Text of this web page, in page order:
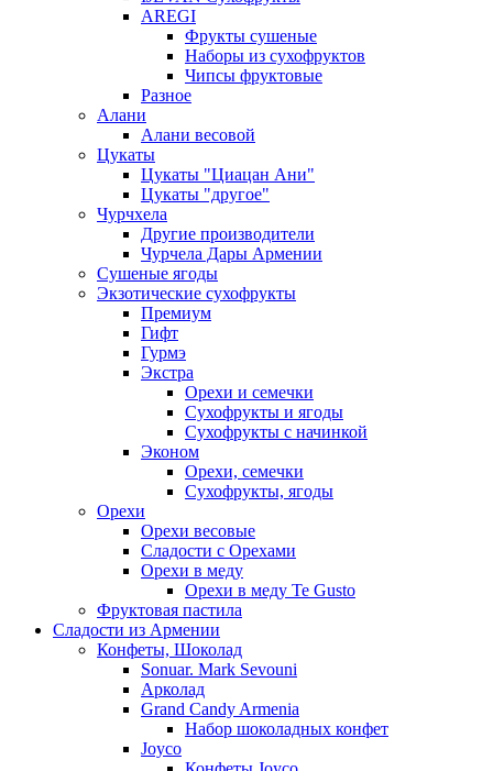
AREGI
Фрукты сушеные
Наборы из сухофруктов
Чипсы фруктовые
Разное
Алани
Алани весовой
Цукаты
Цукаты "Циацан Ани"
Цукаты "другое"
Чурчхела
Другие производители
Чурчела Дары Армении
Сушеные ягоды
Экзотические сухофрукты
Премиум
Гифт
Гурмэ
Экстра
Орехи и семечки
Сухофрукты и ягоды
Сухофрукты с начинкой
Эконом
Орехи, семечки
Сухофрукты, ягоды
Орехи
Орехи весовые
Сладости с Орехами
Орехи в меду
Орехи в меду Te Gusto
Фруктовая пастила
Сладости из Армении
Конфеты, Шоколад
Sonuar. Mark Sevouni
Арколад
Grand Candy Armenia
Набор шоколадных конфет
Joyco